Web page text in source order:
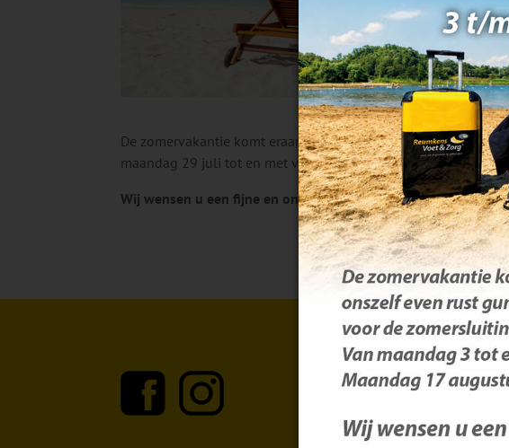
De zomervakantie komt eraan en dat betekent dat ook wij
maandag 29 juli tot en met vrijdag 9 augustus zijn we
Wij wensen u een fijne en onbezorgde vakantie!